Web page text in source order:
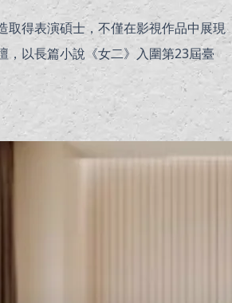
取得表演碩士，不僅在影視作品中展現
，以長篇小說《女二》入圍第23屆臺